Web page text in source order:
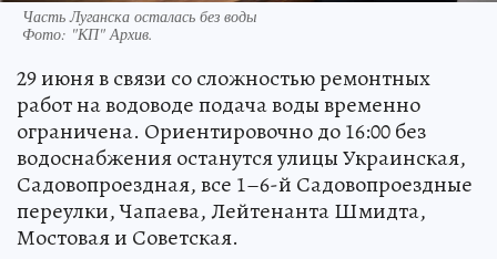
Часть Луганска осталась без воды
Фото: "КП" Архив.
29 июня в связи со сложностью ремонтных
работ на водоводе подача воды временно
ограничена. Ориентировочно до 16:00 без
водоснабжения останутся улицы Украинская,
Садовопроездная, все 1–6-й Садовопроездные
переулки, Чапаева, Лейтенанта Шмидта,
Мостовая и Советская.